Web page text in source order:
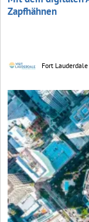
Zapfhähnen
Fort Lauderdale